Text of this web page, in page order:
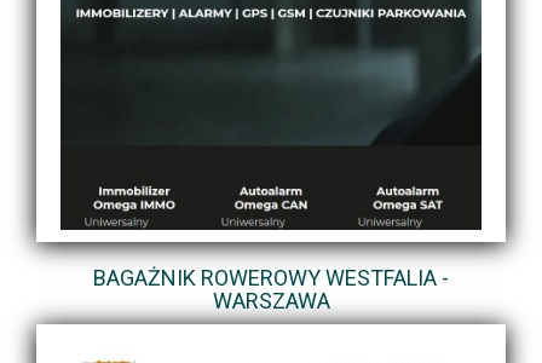
BAGAŻNIK ROWEROWY WESTFALIA -
WARSZAWA